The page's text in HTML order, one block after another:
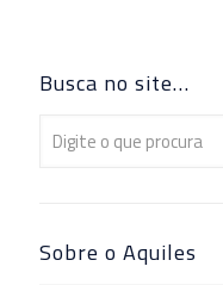
Busca no site…
Sobre o Aquiles